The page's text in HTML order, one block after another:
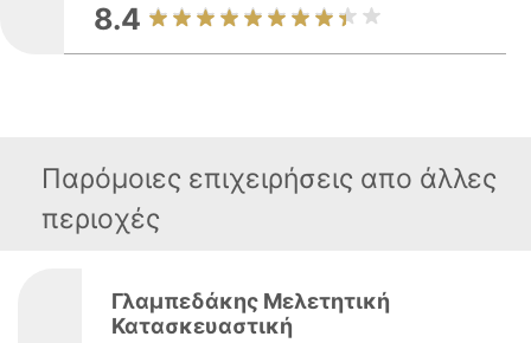
8.4
Παρόμοιες επιχειρήσεις απο άλλες
περιοχές
Γλαμπεδάκης Μελετητική
Κατασκευαστική